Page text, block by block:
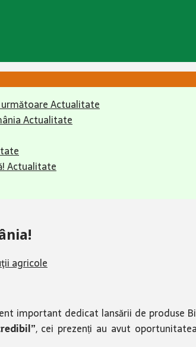
următoareActualitate
Actualitate
Actualitate
agricole
important dedicat lansării de produse
, cei prezenți au avut